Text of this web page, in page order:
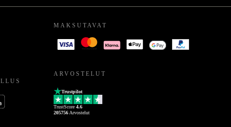
MAKSUTAVAT
ARVOSTELUT
Trustpilot
TrustScore 4.6
205756 Arvostelut